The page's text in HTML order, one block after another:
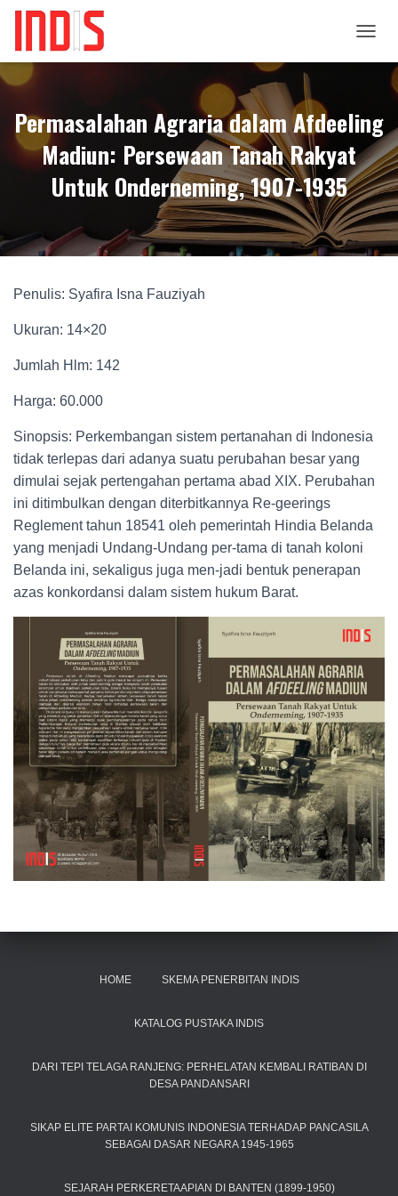
O
N
A
V
I
G
A
T
Permasalahan Agraria dalam Afdeeling
Madiun: Persewaan Tanah Rakyat
Untuk Onderneming, 1907-1935
Penulis: Syafira Isna Fauziyah
Ukuran: 14×20
Jumlah Hlm: 142
Harga: 60.000
Sinopsis: Perkembangan sistem pertanahan di Indonesia
tidak terlepas dari adanya suatu perubahan besar yang
dimulai sejak pertengahan pertama abad XIX. Perubahan
ini ditimbulkan dengan diterbitkannya Re-geerings
Reglement tahun 18541 oleh pemerintah Hindia Belanda
yang menjadi Undang-Undang per-tama di tanah koloni
Belanda ini, sekaligus juga men-jadi bentuk penerapan
azas konkordansi dalam sistem hukum Barat.
HOME SKEMA PENERBITAN INDIS
KATALOG PUSTAKA INDIS
DARI TEPI TELAGA RANJENG: PERHELATAN KEMBALI RATIBAN DI
DESA PANDANSARI
SIKAP ELITE PARTAI KOMUNIS INDONESIA TERHADAP PANCASILA
SEBAGAI DASAR NEGARA 1945-1965
SEJARAH PERKERETAAPIAN DI BANTEN (1899-1950)